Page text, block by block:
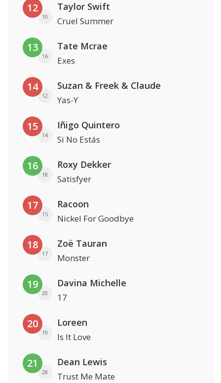
12
10
Taylor Swift
Cruel Summer
13
16
Tate Mcrae
Exes
14
12
Suzan & Freek & Claude
Yas-Y
15
14
Iñigo Quintero
Si No Estás
16
18
Roxy Dekker
Satisfyer
17
15
Racoon
Nickel For Goodbye
18
17
Zoë Tauran
Monster
19
20
Davina Michelle
17
20
19
Loreen
Is It Love
21
28
Dean Lewis
Trust Me Mate